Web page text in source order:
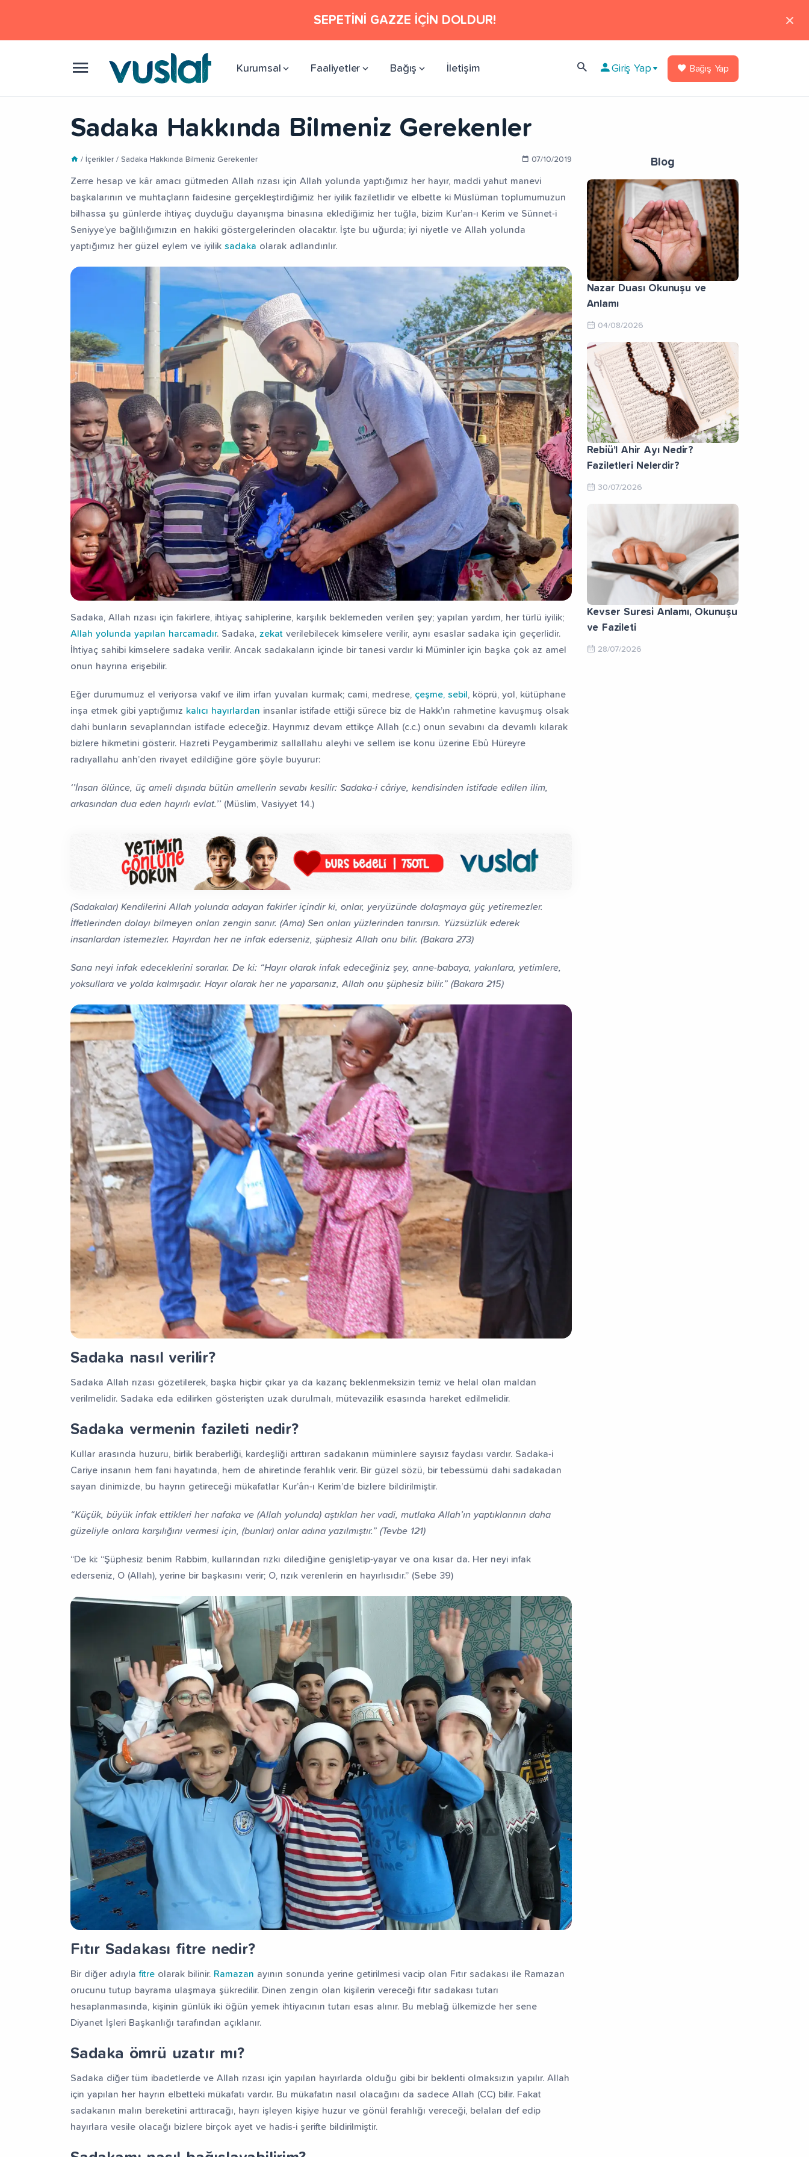
SEPETİNİ GAZZE İÇİN DOLDUR!
Kurumsal Faaliyetler Bağış İletişim Giriş Yap Bağış Yap
Sadaka Hakkında Bilmeniz Gerekenler
/ İçerikler / Sadaka Hakkında Bilmeniz Gerekenler 07/10/2019
Zerre hesap ve kâr amacı gütmeden Allah rızası için Allah yolunda yaptığımız her hayır, maddi yahut manevi
başkalarının ve muhtaçların faidesine gerçekleştirdiğimiz her iyilik faziletlidir ve elbette ki Müslüman toplumumuzun
bilhassa şu günlerde ihtiyaç duyduğu dayanışma binasına eklediğimiz her tuğla, bizim Kur’an-ı Kerim ve Sünnet-i
Seniyye’ye bağlılığımızın en hakiki göstergelerinden olacaktır. İşte bu uğurda; iyi niyetle ve Allah yolunda
yaptığımız her güzel eylem ve iyilik sadaka olarak adlandırılır.
Sadaka, Allah rızası için fakirlere, ihtiyaç sahiplerine, karşılık beklemeden verilen şey; yapılan yardım, her türlü iyilik;
Allah yolunda yapılan harcamadır. Sadaka, zekat verilebilecek kimselere verilir, aynı esaslar sadaka için geçerlidir.
İhtiyaç sahibi kimselere sadaka verilir. Ancak sadakaların içinde bir tanesi vardır ki Müminler için başka çok az amel
onun hayrına erişebilir.
Eğer durumumuz el veriyorsa vakıf ve ilim irfan yuvaları kurmak; cami, medrese, çeşme, sebil, köprü, yol, kütüphane
inşa etmek gibi yaptığımız kalıcı hayırlardan insanlar istifade ettiği sürece biz de Hakk’ın rahmetine kavuşmuş olsak
dahi bunların sevaplarından istifade edeceğiz. Hayrımız devam ettikçe Allah (c.c.) onun sevabını da devamlı kılarak
bizlere hikmetini gösterir. Hazreti Peygamberimiz sallallahu aleyhi ve sellem ise konu üzerine Ebû Hüreyre
radıyallahu anh’den rivayet edildiğine göre şöyle buyurur:
‘’İnsan ölünce, üç ameli dışında bütün amellerin sevabı kesilir: Sadaka-i câriye, kendisinden istifade edilen ilim,
arkasından dua eden hayırlı evlat.’’ (Müslim, Vasiyyet 14.)
(Sadakalar) Kendilerini Allah yolunda adayan fakirler içindir ki, onlar, yeryüzünde dolaşmaya güç yetiremezler.
İffetlerinden dolayı bilmeyen onları zengin sanır. (Ama) Sen onları yüzlerinden tanırsın. Yüzsüzlük ederek
insanlardan istemezler. Hayırdan her ne infak ederseniz, şüphesiz Allah onu bilir. (Bakara 273)
Sana neyi infak edeceklerini sorarlar. De ki: “Hayır olarak infak edeceğiniz şey, anne-babaya, yakınlara, yetimlere,
yoksullara ve yolda kalmışadır. Hayır olarak her ne yaparsanız, Allah onu şüphesiz bilir.” (Bakara 215)
Sadaka nasıl verilir?
Sadaka Allah rızası gözetilerek, başka hiçbir çıkar ya da kazanç beklenmeksizin temiz ve helal olan maldan
verilmelidir. Sadaka eda edilirken gösterişten uzak durulmalı, mütevazilik esasında hareket edilmelidir.
Sadaka vermenin fazileti nedir?
Kullar arasında huzuru, birlik beraberliği, kardeşliği arttıran sadakanın müminlere sayısız faydası vardır. Sadaka-i
Cariye insanın hem fani hayatında, hem de ahiretinde ferahlık verir. Bir güzel sözü, bir tebessümü dahi sadakadan
sayan dinimizde, bu hayrın getireceği mükafatlar Kur’ân-ı Kerim’de bizlere bildirilmiştir.
“Küçük, büyük infak ettikleri her nafaka ve (Allah yolunda) aştıkları her vadi, mutlaka Allah’ın yaptıklarının daha
güzeliyle onlara karşılığını vermesi için, (bunlar) onlar adına yazılmıştır.” (Tevbe 121)
“De ki: “Şüphesiz benim Rabbim, kullarından rızkı dilediğine genişletip-yayar ve ona kısar da. Her neyi infak
ederseniz, O (Allah), yerine bir başkasını verir; O, rızık verenlerin en hayırlısıdır.” (Sebe 39)
Fıtır Sadakası fitre nedir?
Bir diğer adıylafitre olarak bilinir. Ramazan ayının sonunda yerine getirilmesi vacip olan Fıtır sadakası ile Ramazan
orucunu tutup bayrama ulaşmaya şükredilir. Dinen zengin olan kişilerin vereceği fıtır sadakası tutarı
hesaplanmasında, kişinin günlük iki öğün yemek ihtiyacının tutarı esas alınır. Bu meblağ ülkemizde her sene
Diyanet İşleri Başkanlığı tarafından açıklanır.
Sadaka ömrü uzatır mı?
Sadaka diğer tüm ibadetlerde ve Allah rızası için yapılan hayırlarda olduğu gibi bir beklenti olmaksızın yapılır. Allah
için yapılan her hayrın elbetteki mükafatı vardır. Bu mükafatın nasıl olacağını da sadece Allah (CC) bilir. Fakat
sadakanın malın bereketini arttıracağı, hayrı işleyen kişiye huzur ve gönül ferahlığı vereceği, belaları def edip
hayırlara vesile olacağı bizlere birçok ayet ve hadis-i şerifte bildirilmiştir.
Blog
Nazar Duası Okunuşu ve
Anlamı
04/08/2026
Rebiü’l Ahir Ayı Nedir?
Faziletleri Nelerdir?
30/07/2026
Kevser Suresi Anlamı, Okunuşu
ve Fazileti
28/07/2026